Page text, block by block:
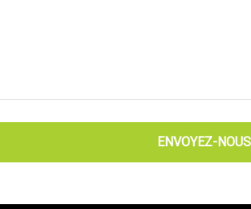
ENVOYEZ-NOUS